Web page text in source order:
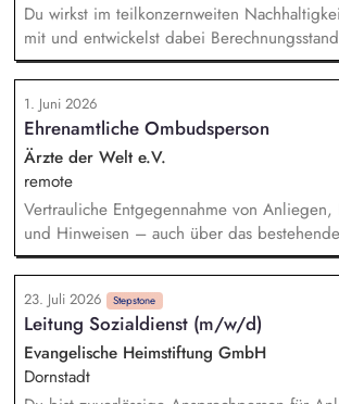
Du wirkst im teilkonzernweiten
mit und entwickelst dabei
Kennzahlen. Dabei bereitest du
und kommunizierst dieses an interne und
Stakeholder. Darüber hinaus unterstützt du
Entwicklung einer Systematik zur Erfassung
Projekten und Initiativen. Außerdem hilfst
Implementierung aktueller gesetzlicher
Nachhaltigkeit.
1. Juni 2026
Ehrenamtliche Ombudsperson
Ärzte der Welt e.V.
remote
Vertrauliche Entgegennahme von Anliegen,
und Hinweisen – auch über das
Vermittlung bei Konflikten und
Klärungsprozessen. Konzeption und
Schulungen und Sensibilisierungsformaten.
Weiterentwicklung von Leitlinien,
Meldesystem. Förderung einer offenen
Beschwerdekultur innerhalb der Organisation.
23. Juli 2026 Stepstone
Leitung Sozialdienst (m/w/d)
Evangelische Heimstiftung GmbH
Dornstadt